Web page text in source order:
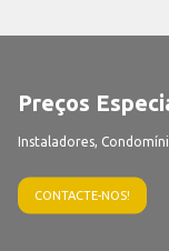
Preços
Instaladores,
CONTACTE-NOS!